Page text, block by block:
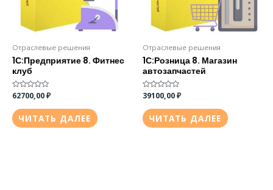
Отраслевые решения
1С:Предприятие 8. Фитнес
клуб
Оценка
из
5
62700,00₽
ЧИТАТЬ ДАЛЕЕ
Отраслевые решения
1С:Розница 8. Магазин
автозапчастей
Оценка
из
5
39100,00₽
ЧИТАТЬ ДАЛЕЕ